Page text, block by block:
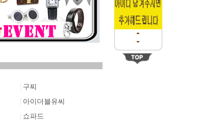
구찌
아이더블유씨
쇼파드